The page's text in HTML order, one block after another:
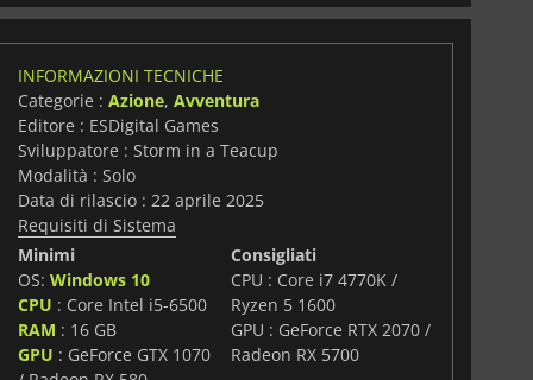
con un gameplay veloce e reattivo,Steel
forma al rapporto tra Zoe e Koby e riveleranno
resistenza dell'umanità.
fantascientifiche, da un intricato design dei
di emozioni,Steel Seed
potrebbe provenire da ciò che era destinato a
INFORMAZIONI TECNICHE
Categorie : Azione, Avventura
Editore : ESDigital Games
Sviluppatore : Storm in a Teacup
Modalità : Solo
Data di rilascio : 22 aprile 2025
Requisiti di Sistema
Minimi
OS: Windows 10
CPU : Core Intel i5-6500
RAM : 16 GB
GPU : GeForce GTX 1070
Consigliati
CPU : Core i7 4770K /
Ryzen 5 1600
GPU : GeForce RTX 2070 /
Radeon RX 5700